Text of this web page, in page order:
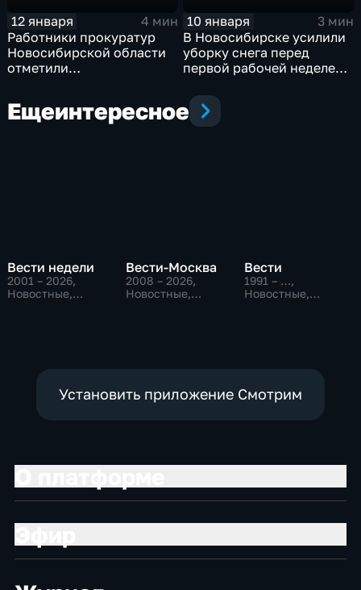
12 января
4 мин
Работники прокуратур
Новосибирской области
отметили
10 января
3 мин
В Новосибирске усилили
уборку снега перед
первой рабочей неделей
Ещеинтересное
Вести недели
2001 – 2026,
Новостные,
Вести-Москва
2008 – 2026,
Новостные,
Вести
1991 – …,
Новостные,
Установить приложение Смотрим